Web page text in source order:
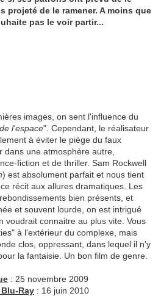
projeté de le ramener. A moins que
pas le voir partir...
images, on sent l'influence du
l'espace". Cependant, le réalisateur
à éviter le piège du faux
une atmosphère autre,
fiction et de thriller. Sam Rockwell
) est absolument parfait et nous tient
récit aux allures dramatiques. Les
bien présents, et
et souvent lourde, on est intrigué
voudrait connaitre au plus vite. Vous
à l'extérieur du complexe, mais
clos, oppressant, dans lequel il n'y
la fantaisie. Un bon film de genre.
: 25 novembre 2009
Ray : 16 juin 2010